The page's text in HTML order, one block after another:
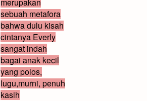
sebuah metafora
bahwa dulu kisah
cintanya Everly
sangat indah
bagai anak kecil
yang polos,
lugu,murni, penuh
kasih